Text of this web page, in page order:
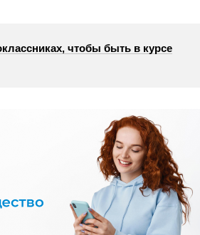
чтобы быть в курсе